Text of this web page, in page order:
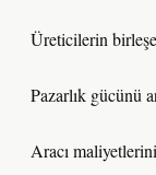
Üreticilerin
Pazarlık gücünü
Aracı